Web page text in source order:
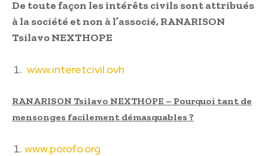
De toute façon les intérêts civils sont attribués
à la société et non à l’associé, RANARISON
Tsilavo NEXTHOPE
www.interetcivil.ovh
RANARISON Tsilavo NEXTHOPE – Pourquoi tant de
mensonges facilement démasquables ?
www.porofo.org